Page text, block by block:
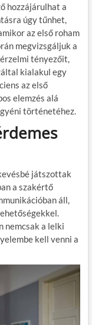
hozzájárulhat a
úgy tűnhet,
az első roham
megvizsgáljuk a
tényezőit,
kialakul egy
az első
elemzés alá
történetéhez.
játszottak
a szakértő
áll,
nemcsak a lelki
kell venni a